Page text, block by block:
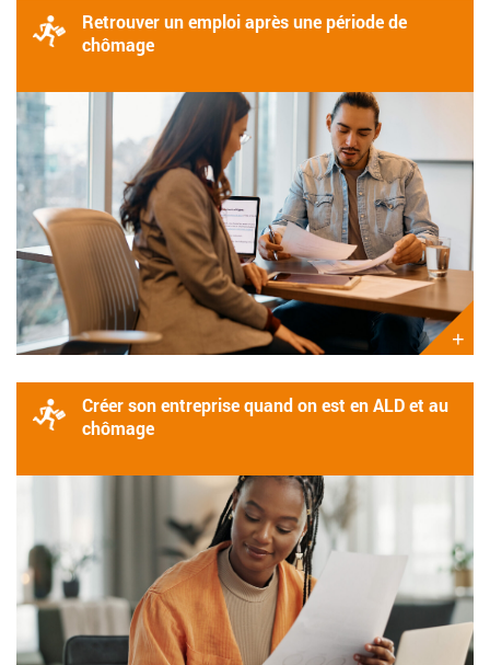
Retrouver un emploi après une période de
chômage
+
Créer son entreprise quand on est en ALD et au
chômage